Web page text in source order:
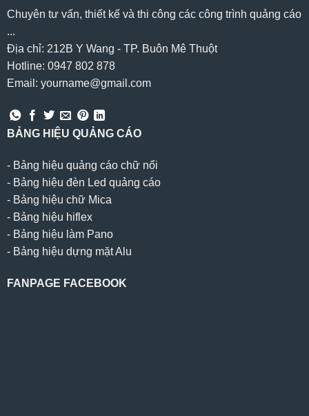
Chuyên tư vấn, thiết kế và thi công các công trình quảng cáo
...
Địa chỉ: 212B Y Wang - TP. Buôn Mê Thuột
Hotline: 0947 802 878
Email: yourname@gmail.com
BẢNG HIỆU QUẢNG CÁO
- Bảng hiệu quảng cáo chữ nổi
- Bảng hiệu đèn Led quảng cáo
- Bảng hiệu chữ Mica
- Bảng hiệu hiflex
- Bảng hiệu làm Pano
- Bảng hiệu dựng mặt Alu
FANPAGE FACEBOOK